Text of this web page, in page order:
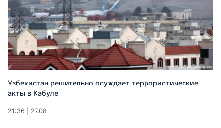
Узбекистан решительно осуждает террористические
акты в Кабуле
21:36 | 27.08